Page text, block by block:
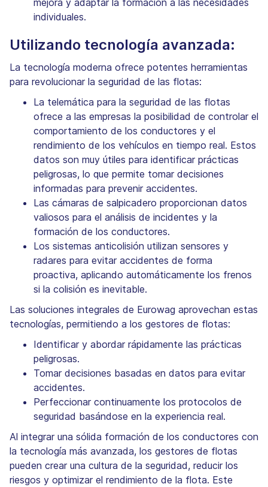
individuales.
Utilizando tecnología avanzada:
La tecnología moderna ofrece potentes herramientas
para revolucionar la seguridad de las flotas:
La telemática para la seguridad de las flotas
ofrece a las empresas la posibilidad de controlar el
comportamiento de los conductores y el
rendimiento de los vehículos en tiempo real. Estos
datos son muy útiles para identificar prácticas
peligrosas, lo que permite tomar decisiones
informadas para prevenir accidentes.
Las cámaras de salpicadero proporcionan datos
valiosos para el análisis de incidentes y la
formación de los conductores.
Los sistemas anticolisión utilizan sensores y
radares para evitar accidentes de forma
proactiva, aplicando automáticamente los frenos
si la colisión es inevitable.
Las soluciones integrales de Eurowag aprovechan estas
tecnologías, permitiendo a los gestores de flotas:
Identificar y abordar rápidamente las prácticas
peligrosas.
Tomar decisiones basadas en datos para evitar
accidentes.
Perfeccionar continuamente los protocolos de
seguridad basándose en la experiencia real.
Al integrar una sólida formación de los conductores con
la tecnología más avanzada, los gestores de flotas
pueden crear una cultura de la seguridad, reducir los
riesgos y optimizar el rendimiento de la flota. Este